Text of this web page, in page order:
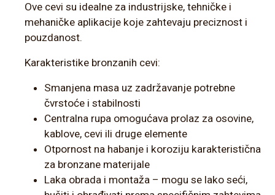
Ove cevi su idealne za industrijske, tehničke i
mehaničke aplikacije koje zahtevaju preciznost i
pouzdanost.
Karakteristike bronzanih cevi:
Smanjena masa uz zadržavanje potrebne
čvrstoće i stabilnosti
Centralna rupa omogućava prolaz za osovine,
kablove, cevi ili druge elemente
Otpornost na habanje i koroziju karakteristična
za bronzane materijale
Laka obrada i montaža – mogu se lako seći,